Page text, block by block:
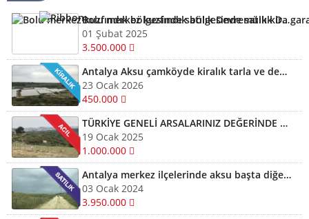
Bolu merkez kuzfındık bölgesinde satılık Devremülk kira garantili
01 Şubat 2025
3.500.000
Antalya Aksu çamköyde kiralık tarla ve depolar için bizi arayabilirsiniz
23 Ocak 2026
450.000
TÜRKİYE GENELİ ARSALARINIZ DEĞERİNDE ALINIR SATILIR TAKAS EDİLİR ARAYIN YARDIMCI OLALIM
19 Ocak 2025
1.000.000
Antalya merkez ilçelerinde aksu başta diğer ilçelerde satılık imarlı müstail tapulu arsa
03 Ocak 2024
3.950.000